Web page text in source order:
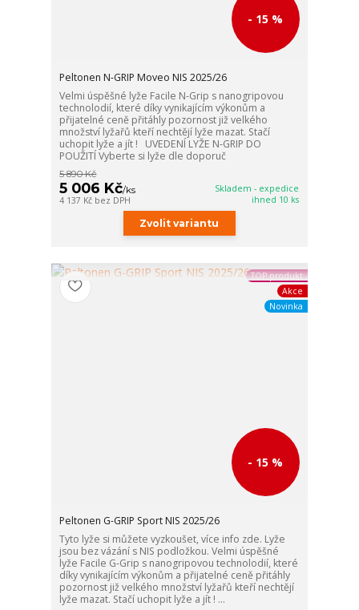
- 15 %
Peltonen N-GRIP Moveo NIS 2025/26
Velmi úspěšné lyže Facile N-Grip s nanogripovou
technolodií, které díky vynikajícím výkonům a
přijatelné ceně přitáhly pozornost již velkého
množství lyžařů kteří nechtějí lyže mazat. Stačí
uchopit lyže a jít ! UVEDENÍ LYŽE N-GRIP DO
POUŽITÍ Vyberte si lyže dle doporuč
5 890 Kč
5 006 Kč/ks
4 137 Kč bez DPH
Skladem - expedice
ihned 10 ks
Zvolit variantu
TOP produkt
Akce
Novinka
- 15 %
Peltonen G-GRIP Sport NIS 2025/26
Tyto lyže si můžete vyzkoušet, více info zde. Lyže
jsou bez vázání s NIS podložkou. Velmi úspěšné
lyže Facile G-Grip s nanogripovou technolodií, které
díky vynikajícím výkonům a přijatelné ceně přitáhly
pozornost již velkého množství lyžařů kteří nechtějí
lyže mazat. Stačí uchopit lyže a jít ! ...